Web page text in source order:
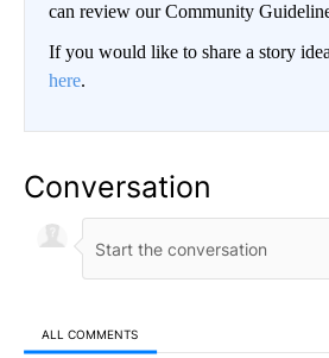
can review our Community
If you would like to share a story
here.
Conversation
ALL COMMENTS